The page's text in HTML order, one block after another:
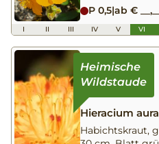
P 0,5|ab € __,__
I II III IV V VI
Hieracium
Habichtskraut,